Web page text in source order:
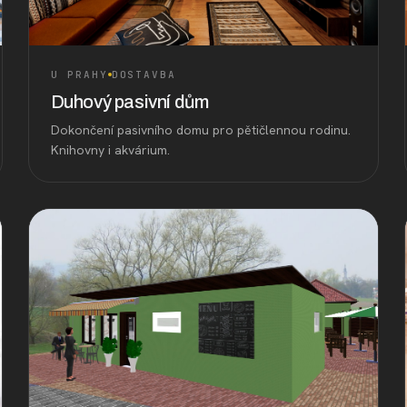
U PRAHY DOSTAVBA
Duhový pasivní dům
Dokončení pasivního domu pro pětičlennou rodinu.
Knihovny i akvárium.